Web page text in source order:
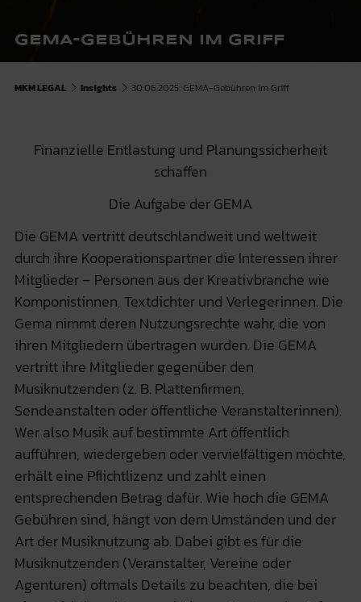
GEMA-GEBÜHREN IM GRIFF
MKM LEGAL Insights 30.06.2025: GEMA-Gebühren im Griff
Finanzielle Entlastung und Planungssicherheit
schaffen
Die Aufgabe der GEMA
Die GEMA vertritt deutschlandweit und weltweit
durch ihre Kooperationspartner die Interessen ihrer
Mitglieder – Personen aus der Kreativbranche wie
Komponistinnen, Textdichter und Verlegerinnen. Die
Gema nimmt deren Nutzungsrechte wahr, die von
ihren Mitgliedern übertragen wurden. Die GEMA
vertritt ihre Mitglieder gegenüber den
Musiknutzenden (z. B. Plattenfirmen,
Sendeanstalten oder öffentliche Veranstalterinnen).
Wer also Musik auf bestimmte Art öffentlich
aufführen, wiedergeben oder vervielfältigen möchte,
erhält eine Pflichtlizenz und zahlt einen
entsprechenden Betrag dafür. Wie hoch die GEMA
Gebühren sind, hängt von dem Umständen und der
Art der Musiknutzung ab. Dabei gibt es für die
Musiknutzenden (Veranstalter, Vereine oder
Agenturen) oftmals Details zu beachten, die bei